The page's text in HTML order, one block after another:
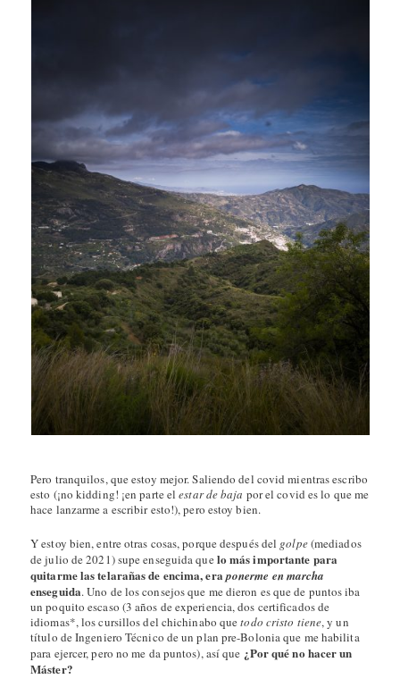
Pero tranquilos, que estoy mejor. Saliendo del covid mientras escribo
esto (¡no kidding! ¡en parte elestar de baja por el covid es lo que me
hace lanzarme a escribir esto!), pero estoy bien.
Y estoy bien, entre otras cosas, porque después del golpe(mediados
de julio de 2021) supe enseguida quelo más importante para
quitarme las telarañas de encima, eraponerme en marcha
enseguida. Uno de los consejos que me dieron es que de puntos iba
un poquito escaso (3 años de experiencia, dos certificados de
idiomas*, los cursillos del chichinabo quetodo cristo tiene, y un
título de Ingeniero Técnico de un plan pre-Bolonia que me habilita
para ejercer, pero no me da puntos), así que ¿Por qué no hacer un
Máster?